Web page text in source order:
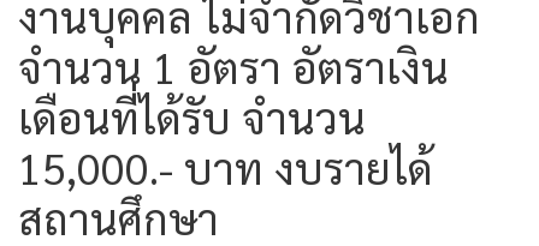
งานบุคคล ไม่จำกัดวิชาเอก
จำนวน 1 อัตรา อัตราเงิน
เดือนที่ได้รับ จำนวน
15,000.- บาท งบรายได้
สถานศึกษา